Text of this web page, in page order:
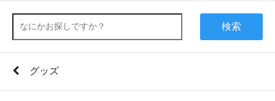
検索
グッズ